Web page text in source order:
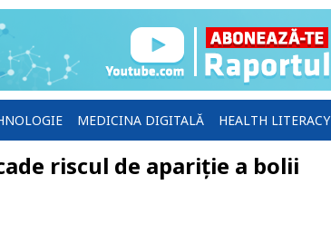
MEDICINA DIGITALĂ HEALTH LITERACY
riscul de apariție a bolii